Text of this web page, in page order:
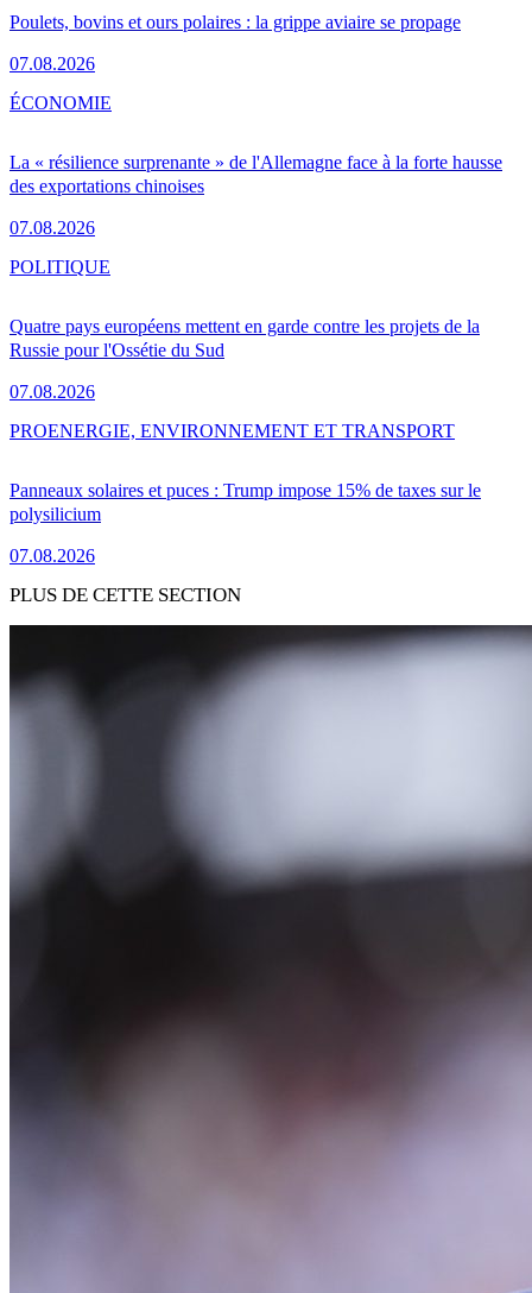
Poulets, bovins et ours polaires : la grippe aviaire se propage
07.08.2026
La « résilience surprenante » de l'Allemagne face à la forte hausse
des exportations chinoises
07.08.2026
ÉCONOMIE
Quatre pays européens mettent en garde contre les projets de la
Russie pour l'Ossétie du Sud
07.08.2026
POLITIQUE
Panneaux solaires et puces : Trump impose 15% de taxes sur le
polysilicium
07.08.2026
PROENERGIE, ENVIRONNEMENT ET TRANSPORT
PLUS DE CETTE SECTION